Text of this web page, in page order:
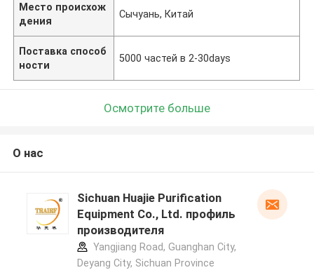
Место происхож
дения
Сычуань, Китай
Поставка способ
ности
5000 частей в 2-30days
Осмотрите больше
О нас
Sichuan Huajie Purification
Equipment Co., Ltd. профиль
производителя
Yangjiang Road, Guanghan City,
Deyang City, Sichuan Province